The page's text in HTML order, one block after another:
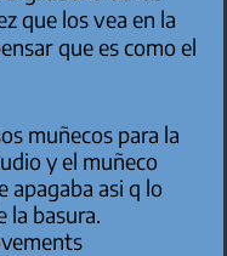
que los vea en la
que es como el
muñecos para la
y el muñeco
apagaba asi q lo
la basura.